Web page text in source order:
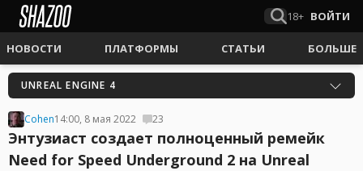
18+ ВОЙТИ
НОВОСТИ ПЛАТФОРМЫ СТАТЬИ БОЛЬШЕ
UNREAL ENGINE 4
Cohen14:00, 8 мая 2022 23
Энтузиаст создает полноценный ремейк
Need for Speed Underground 2 на Unreal